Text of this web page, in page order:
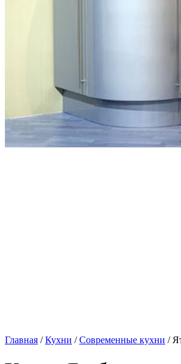
Главная /Кухни /Современные кухни /